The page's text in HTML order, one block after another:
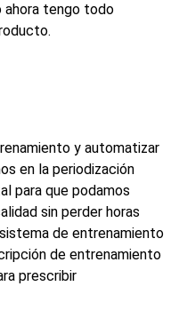
ahora tengo todo
y automatizar
en la periodización
para que podamos
sin perder horas
de entrenamiento
de entrenamiento
prescribir